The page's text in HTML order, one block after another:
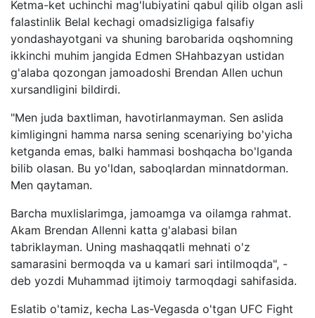
Ketma-ket uchinchi mag'lubiyatini qabul qilib olgan asli
falastinlik Belal kechagi omadsizligiga falsafiy
yondashayotgani va shuning barobarida oqshomning
ikkinchi muhim jangida Edmen SHahbazyan ustidan
g'alaba qozongan jamoadoshi Brendan Allen uchun
xursandligini bildirdi.
"Men juda baxtliman, havotirlanmayman. Sen aslida
kimligingni hamma narsa sening scenariying bo'yicha
ketganda emas, balki hammasi boshqacha bo'lganda
bilib olasan. Bu yo'ldan, saboqlardan minnatdorman.
Men qaytaman.
Barcha muxlislarimga, jamoamga va oilamga rahmat.
Akam Brendan Allenni katta g'alabasi bilan
tabriklayman. Uning mashaqqatli mehnati o'z
samarasini bermoqda va u kamari sari intilmoqda", -
deb yozdi Muhammad ijtimoiy tarmoqdagi sahifasida.
Eslatib o'tamiz, kecha Las-Vegasda o'tgan UFC Fight